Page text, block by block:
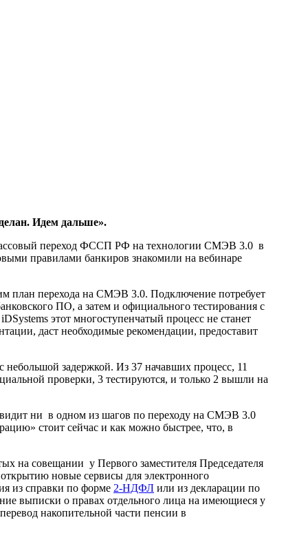
Идем дальше».
массовый переход ФССП РФ на технологии СМЭВ 3.0 в
правилами банкиров знакомили на вебинаре
план перехода на СМЭВ 3.0. Подключение потребует
ПО, а затем и официального тестирования с
этот многоступенчатый процесс не станет
даст необходимые рекомендации, предоставит
задержкой. Из 37 начавших процесс, 11
проверки, 3 тестируются, и только 2 вышли на
видит ни в одном из шагов по переходу на СМЭВ 3.0
стоит сейчас и как можно быстрее, что, в
на совещании у Первого заместителя Председателя
новые сервисы для электронного
из справки по форме 2-НДФЛ или из декларации по
выписки о правах отдельного лица на имеющиеся у
накопительной части пенсии в